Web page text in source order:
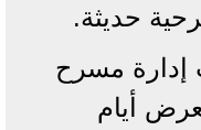
حديثة.
إدارة مسرح
أيام